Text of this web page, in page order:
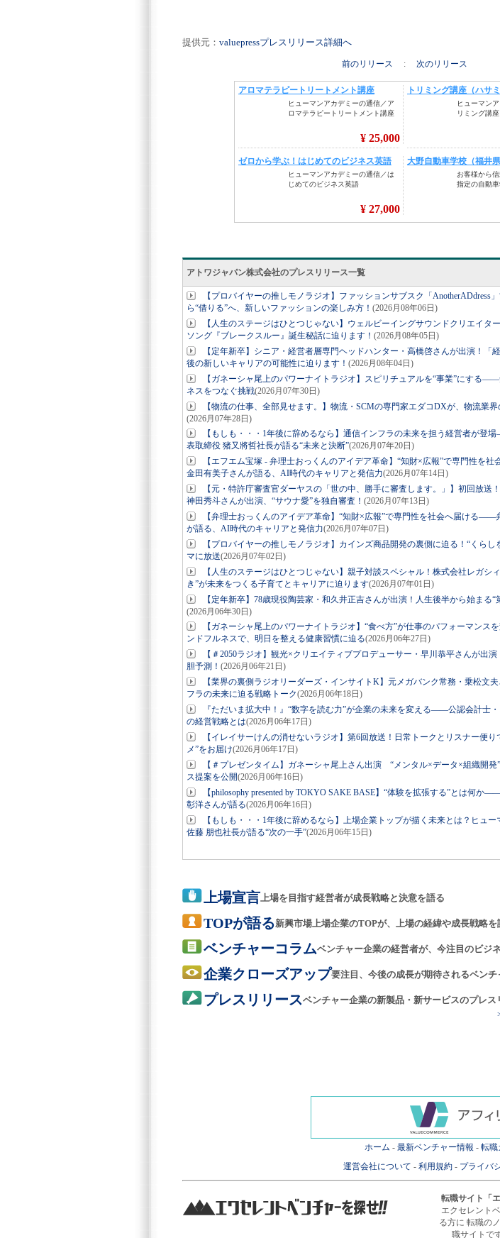
提供元： valuepressプレスリリース詳細へ
前のリリース : 次のリリース
アトワジャパン株式会社のプレスリリース一覧
【プロバイヤーの推しモノラジオ】ファッションサブスク「AnotherADdress
ら“借りる”へ、新しいファッションの楽しみ方！ (2026月08年06日)
【人生のステージはひとつじゃない】ウェルビーイングサウンドクリエイタ
ソング『ブレークスルー』誕生秘話に迫ります！ (2026月08年05日)
【定年新卒】シニア・経営者層専門ヘッドハンター・高橋啓さんが出演！
後の新しいキャリアの可能性に迫ります！ (2026月08年04日)
【ガネーシャ尾上のパワーナイトラジオ】スピリチュアルを“事業”にする
ネスをつなぐ挑戦(2026月07年30日)
【物流の仕事、全部見せます。】物流・SCMの専門家エダコDXが、物流業
(2026月07年28日)
【もしも・・・1年後に辞めるなら】通信インフラの未来を担う経営者が登
表取締役 猪又將哲社長が語る“未来と決断”(2026月07年20日)
【エフエム宝塚 - 弁理士おっくんのアイデア革命】“知財×広報”で専門性を
金田有美子さんが語る、AI時代のキャリアと発信力(2026月07年14日)
【元・特許庁審査官ダーヤスの「世の中、勝手に審査します。」】初回放送
神田秀斗さんが出演、“サウナ愛”を独自審査！ (2026月07年13日)
【弁理士おっくんのアイデア革命】“知財×広報”で専門性を社会へ届ける――
が語る、AI時代のキャリアと発信力(2026月07年07日)
【プロバイヤーの推しモノラジオ】カインズ商品開発の裏側に迫る！“くら
マに放送(2026月07年02日)
【人生のステージはひとつじゃない】親子対談スペシャル！株式会社レガシ
き”が未来をつくる子育てとキャリアに迫ります(2026月07年01日)
【定年新卒】78歳現役陶芸家・和久井正吉さんが出演！人生後半から始まる
(2026月06年30日)
【ガネーシャ尾上のパワーナイトラジオ】“食べ方”が仕事のパフォーマンス
ンドフルネスで、明日を整える健康習慣に迫る(2026月06年27日)
【＃2050ラジオ】観光×クリエイティブプロデューサー・早川恭平さんが出
胆予測！ (2026月06年21日)
【業界の裏側ラジオリーダーズ・インサイトK】元メガバンク常務・乗松文
フラの未来に迫る戦略トーク(2026月06年18日)
『ただいま拡大中！』“数字を読む力”が企業の未来を変える――公認会計士
の経営戦略とは(2026月06年17日)
【イレイサーけんの消せないラジオ】第6回放送！日常トークとリスナー便
メ”をお届け(2026月06年17日)
【＃プレゼンタイム】ガネーシャ尾上さん出演 “メンタル×データ×組織開
ス提案を公開(2026月06年16日)
【philosophy presented by TOKYO SAKE BASE】“体験を拡張する”とは何か
彰洋さんが語る(2026月06年16日)
【もしも・・・1年後に辞めるなら】上場企業トップが描く未来とは？ヒュ
佐藤 朋也社長が語る“次の一手”(2026月06年15日)
上場宣言上場を目指す経営者が成長戦略と決意を語る
TOPが語る新興市場上場企業のTOPが、上場の経緯や成長戦略を
ベンチャーコラムベンチャー企業の経営者が、今注目のビジ
企業クローズアップ要注目、今後の成長が期待されるベンチ
プレスリリースベンチャー企業の新製品・新サービスのプレス
ホーム - 最新ベンチャー情報 - 転職
運営会社について - 利用規約 - プライバ
転職サイト
「
エクセレント
る方に 転職の
職サイトで